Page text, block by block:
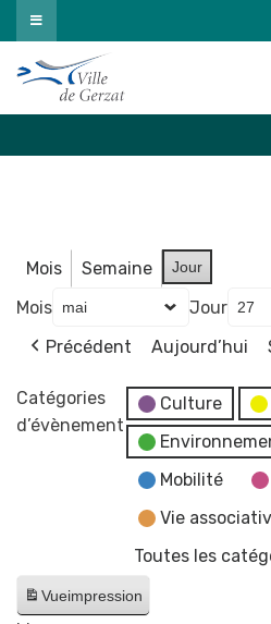
Passer
au
contenu
Mois Semaine Jour
Mois Jour
Précédent
Aujourd’hui
Catégories
d’évènement
Culture
Mobilité
Vie
Toutes les
Vueimpression